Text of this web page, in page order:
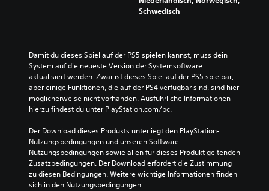
Schwedisch
Damit du dieses Spiel auf der PS5 spielen kannst, muss dein
System auf die neueste Version der Systemsoftware
aktualisiert werden. Zwar ist dieses Spiel auf der PS5 spielbar,
aber einige Funktionen, die auf der PS4 verfügbar sind, sind hier
möglicherweise nicht vorhanden. Ausführliche Informationen
hierzu findest du unter PlayStation.com/bc.
Der Download dieses Produkts unterliegt den PlayStation-
Nutzungsbedingungen und unseren Software-
Nutzungsbedingungen sowie allen für dieses Produkt geltenden
Zusatzbedingungen. Der Download erfordert die Zustimmung
zu diesen Bedingungen. Weitere wichtige Informationen finden
sich in den Nutzungsbedingungen.